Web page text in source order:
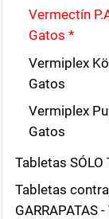
Vermectín
Gatos *
Vermiplex
Gatos
Vermiplex
Gatos
Tabletas SÓLO
Tabletas contra
GARRAPATAS